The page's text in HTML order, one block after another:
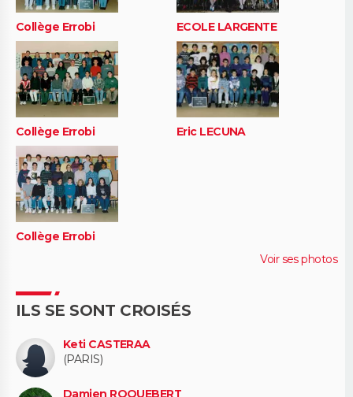
Collège Errobi ECOLE LARGENTE
Collège Errobi Eric LECUNA
Collège Errobi
Voir ses photos
ILS SE SONT CROISÉS
Keti CASTERAA
(PARIS)
Damien ROQUEBERT